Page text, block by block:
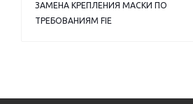
ЗАМЕНА КРЕПЛЕНИЯ МАСКИ ПО
ТРЕБОВАНИЯМ FIE